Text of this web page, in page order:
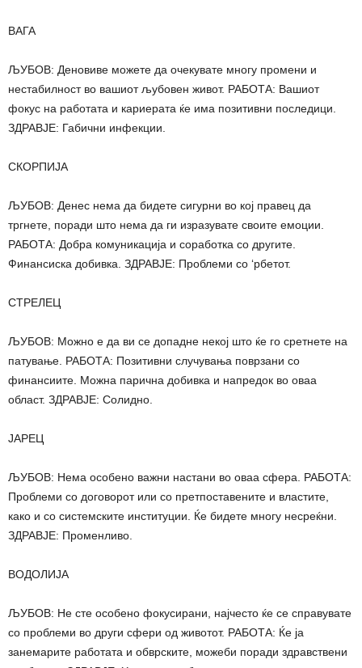
ВАГА
ЉУБОВ: Деновиве можете да очекувате многу промени и
нестабилност во вашиот љубовен живот. РАБОТА: Вашиот
фокус на работата и кариерата ќе има позитивни последици.
ЗДРАВЈЕ: Габични инфекции.
СКОРПИЈА
ЉУБОВ: Денес нема да бидете сигурни во кој правец да
тргнете, поради што нема да ги изразувате своите емоции.
РАБОТА: Добра комуникација и соработка со другите.
Финансиска добивка. ЗДРАВЈЕ: Проблеми со ‘рбетот.
СТРЕЛЕЦ
ЉУБОВ: Можно е да ви се допадне некој што ќе го сретнете на
патување. РАБОТА: Позитивни случувања поврзани со
финансиите. Можна парична добивка и напредок во оваа
област. ЗДРАВЈЕ: Солидно.
ЈАРЕЦ
ЉУБОВ: Нема особено важни настани во оваа сфера. РАБОТА:
Проблеми со договорот или со претпоставените и властите,
како и со системските институции. Ќе бидете многу несреќни.
ЗДРАВЈЕ: Променливо.
ВОДОЛИЈА
ЉУБОВ: Не сте особено фокусирани, најчесто ќе се справувате
со проблеми во други сфери од животот. РАБОТА: Ќе ја
занемарите работата и обврските, можеби поради здравствени